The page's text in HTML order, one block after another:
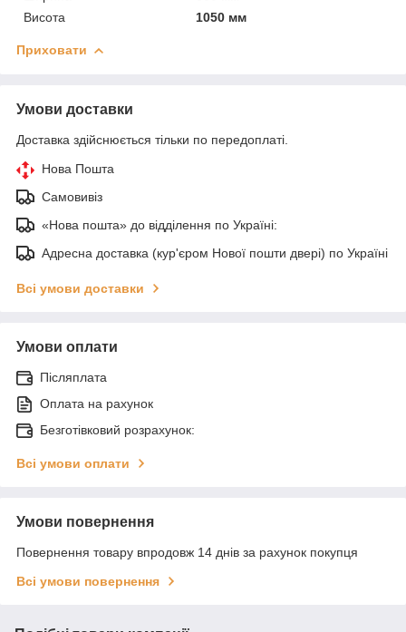
Висота
1050 мм
Приховати
Умови доставки
Доставка здійснюється тільки по передоплаті.
Нова Пошта
Самовивіз
«Нова пошта» до відділення по Україні:
Адресна доставка (кур'єром Нової пошти двері) по Україні
Всі умови доставки
Умови оплати
Післяплата
Оплата на рахунок
Безготівковий розрахунок:
Всі умови оплати
Умови повернення
Повернення товару впродовж 14 днів за рахунок покупця
Всі умови повернення